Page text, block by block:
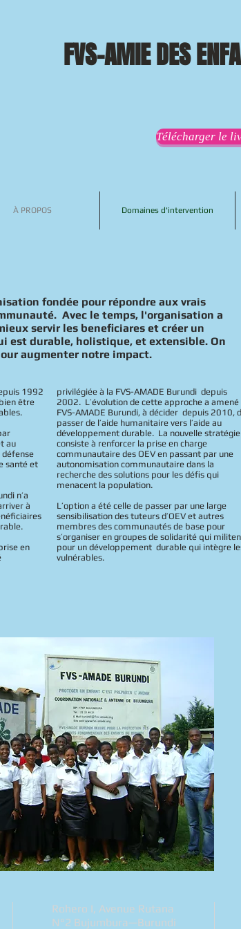
FVS-AMIE DES
Télécharger le
À PROPOS Domaines d'intervention
fondée pour répondre aux vrais
Avec le temps, l'organisation a
servir les beneficiares et créer un
est durable, holistique, et extensible. On
augmenter notre impact.
1992
être
au
défense
santé et
n’a
à
en
privilégiée à la FVS-AMADE Burundi depuis
2002. L’évolution de cette approche a amené
FVS-AMADE Burundi, à décider depuis 2010,
passer de l’aide humanitaire vers l’aide au
développement durable. La nouvelle stratégie
consiste à renforcer la prise en charge
communautaire des OEV en passant par une
autonomisation communautaire dans la
recherche des solutions pour les défis qui
menacent la population.
L’option a été celle de passer par une large
sensibilisation des tuteurs d’OEV et autres
membres des communautés de base pour
s’organiser en groupes de solidarité qui
pour un développement durable qui intègre
vulnérables.
Rohero I, Avenue Rutana
N°2 Bujumbura—Burundi